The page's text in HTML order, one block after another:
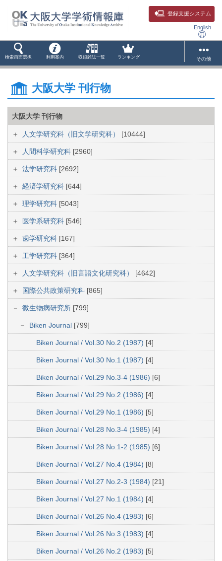
登録支援システム
English
検索画面選択 利用案内 収録雑誌一覧 ランキング その他
大阪大学 刊行物
大阪大学 刊行物
人文学研究科（旧文学研究科） [10444]
人間科学研究科 [2960]
法学研究科 [2692]
経済学研究科 [644]
理学研究科 [5043]
医学系研究科 [546]
歯学研究科 [167]
工学研究科 [364]
人文学研究科（旧言語文化研究科） [4642]
国際公共政策研究科 [865]
微生物病研究所 [799]
Biken Journal [799]
Biken Journal / Vol.30 No.2 (1987) [4]
Biken Journal / Vol.30 No.1 (1987) [4]
Biken Journal / Vol.29 No.3-4 (1986) [6]
Biken Journal / Vol.29 No.2 (1986) [4]
Biken Journal / Vol.29 No.1 (1986) [5]
Biken Journal / Vol.28 No.3-4 (1985) [4]
Biken Journal / Vol.28 No.1-2 (1985) [6]
Biken Journal / Vol.27 No.4 (1984) [8]
Biken Journal / Vol.27 No.2-3 (1984) [21]
Biken Journal / Vol.27 No.1 (1984) [4]
Biken Journal / Vol.26 No.4 (1983) [6]
Biken Journal / Vol.26 No.3 (1983) [4]
Biken Journal / Vol.26 No.2 (1983) [5]